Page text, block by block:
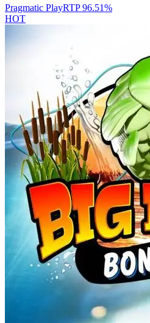
Pragmatic PlayRTP96.51%
HOT